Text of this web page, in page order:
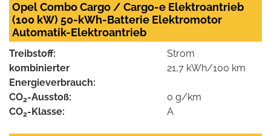
Opel Combo Cargo / Cargo-e Elektroantrieb
(100 kW) 50-kWh-Batterie Elektromotor
Automatik-Elektroantrieb
Treibstoff:
Strom
kombinierter
Energieverbrauch:
21,7 kWh/100 km
CO2-Ausstoß:
0 g/km
CO2-Klasse: A